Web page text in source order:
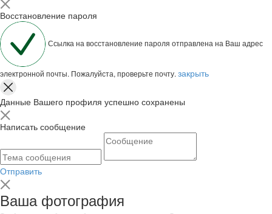
Восстановление пароля
Ссылка на восстановление пароля отправлена на Ваш адрес
электронной почты. Пожалуйста, проверьте почту. закрыть
Данные Вашего профиля успешно сохранены
Написать сообщение
Отправить
Ваша фотография